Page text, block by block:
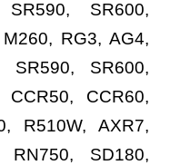
SR590, SR600,
RG3, AG4,
SR590, SR600,
CCR60,
R510W, AXR7,
RN750, SD180,